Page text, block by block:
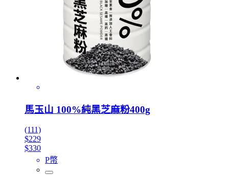
馬玉山 100%純黑芝麻粉400g
(111)
$229
$330
P幣